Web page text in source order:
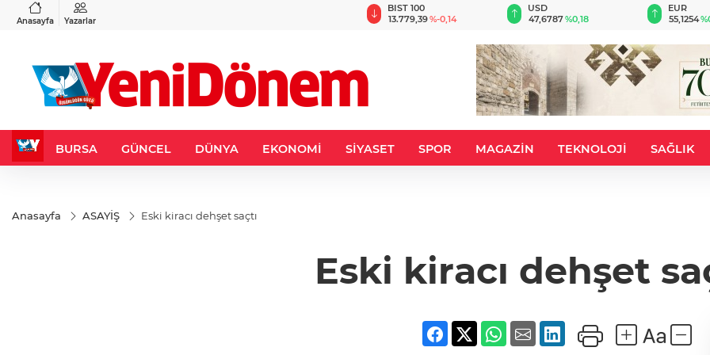
Anasayfa Yazarlar
%-0,22
BIST 100
13.779,39%-0,14
USD
47,6787%0,18
EUR
55,1254
BURSA GÜNCEL DÜNYA EKONOMİ SİYASET SPOR MAGAZİN TEKNOLOJİ SAĞLIK
Anasayfa ASAYİŞ Eski kiracı dehşet saçtı
Eski kiracı dehşet